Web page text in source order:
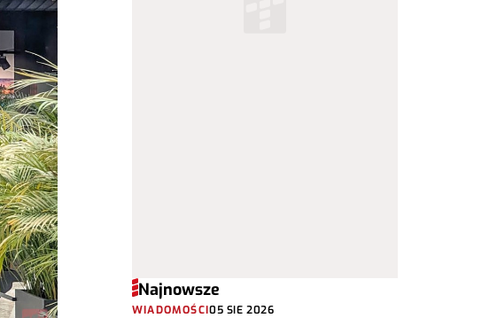
Najnowsze
WIADOMOŚCI05 SIE 2026